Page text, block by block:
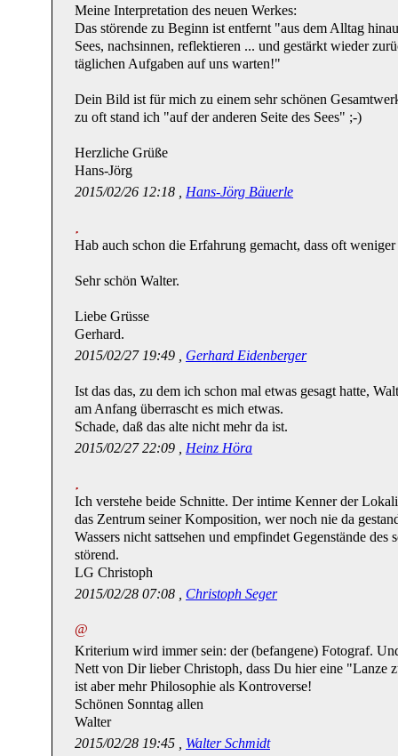
Meine Interpretation des neuen Werkes:
Das störende zu Beginn ist entfernt "aus dem Alltag
Sees, nachsinnen, reflektieren ... und gestärkt wieder
täglichen Aufgaben auf uns warten!"
Dein Bild ist für mich zu einem sehr schönen
zu oft stand ich "auf der anderen Seite des Sees" ;-)
Herzliche Grüße
Hans-Jörg
2015/02/26 12:18 , Hans-Jörg Bäuerle
Hab auch schon die Erfahrung gemacht, dass oft
Sehr schön Walter.
Liebe Grüsse
Gerhard.
2015/02/27 19:49 , Gerhard Eidenberger
Ist das das, zu dem ich schon mal etwas gesagt hatte,
am Anfang überrascht es mich etwas.
Schade, daß das alte nicht mehr da ist.
2015/02/27 22:09 , Heinz Höra
Ich verstehe beide Schnitte. Der intime Kenner der
das Zentrum seiner Komposition, wer noch nie da
Wassers nicht sattsehen und empfindet Gegenstände
störend.
LG Christoph
2015/02/28 07:08 , Christoph Seger
@
Kriterium wird immer sein: der (befangene) Fotograf.
Nett von Dir lieber Christoph, dass Du hier eine "Lanze
ist aber mehr Philosophie als Kontroverse!
Schönen Sonntag allen
Walter
2015/02/28 19:45 , Walter Schmidt